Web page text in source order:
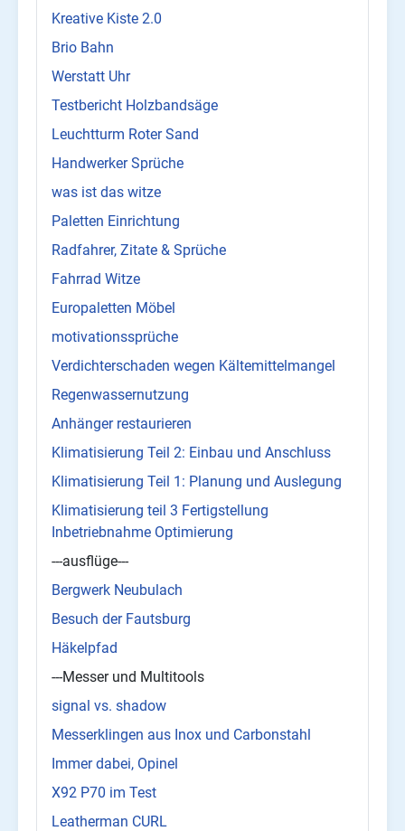
Kreative Kiste 2.0
Brio Bahn
Werstatt Uhr
Testbericht Holzbandsäge
Leuchtturm Roter Sand
Handwerker Sprüche
was ist das witze
Paletten Einrichtung
Radfahrer, Zitate & Sprüche
Fahrrad Witze
Europaletten Möbel
motivationssprüche
Verdichterschaden wegen Kältemittelmangel
Regenwassernutzung
Anhänger restaurieren
Klimatisierung Teil 2: Einbau und Anschluss
Klimatisierung Teil 1: Planung und Auslegung
Klimatisierung teil 3 Fertigstellung
Inbetriebnahme Optimierung
---ausflüge---
Bergwerk Neubulach
Besuch der Fautsburg
Häkelpfad
---Messer und Multitools
signal vs. shadow
Messerklingen aus Inox und Carbonstahl
Immer dabei, Opinel
X92 P70 im Test
Leatherman CURL